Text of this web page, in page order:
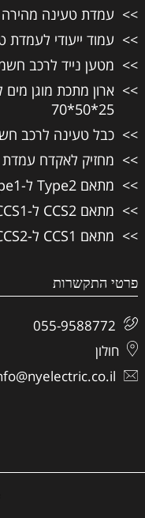
עמדת טעינה מהירה
עמוד ייעודי לעמדת
מטען נייד לרכב
ארון מתכת מוגן
25*50*70
כבל טעינה לרכב
מחזיק לאקדח
מתאם Type2 ל-Type1
מתאם CCS2 ל-CCS1
מתאם CCS1 ל-CCS2
פרטי התקשרות
055-9588772
חולון